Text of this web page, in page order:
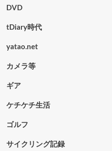
DVD
tDiary時代
yatao.net
カメラ等
ギア
ケチケチ生活
ゴルフ
サイクリング記録